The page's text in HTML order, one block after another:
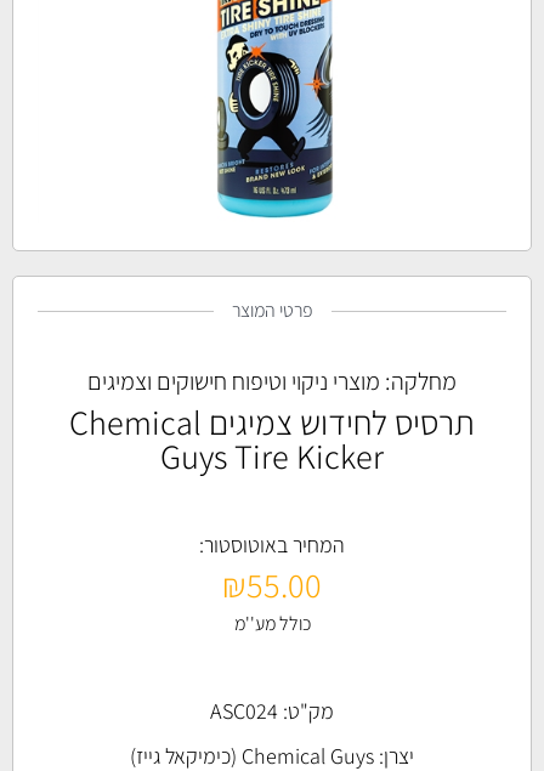
פרטי המוצר
מחלקה: מוצרי ניקוי וטיפוח חישוקים וצמיגים
תרסיס לחידוש צמיגים Chemical
Guys Tire Kicker
המחיר באוטוסטור:
₪55.00
כולל מע''מ
מק"ט: ASC024
יצרן: Chemical Guys (כימיקאל גייז)